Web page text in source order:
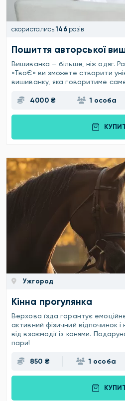
скористались 146разів
Пошиття авторської
Вишиванка — більше, ніж одяг.
«ТвоЄ» ви зможете створити
вишиванку, яка говоритиме
4000 ₴ 1 особа
Ужгород
Кінна прогулянка
Верхова їзда гарантує
активний фізичний відпочинок
від взаємодії із конями.
пари!
850 ₴ 1 особа